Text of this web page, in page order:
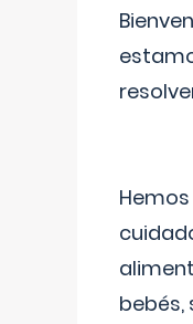
bebés,